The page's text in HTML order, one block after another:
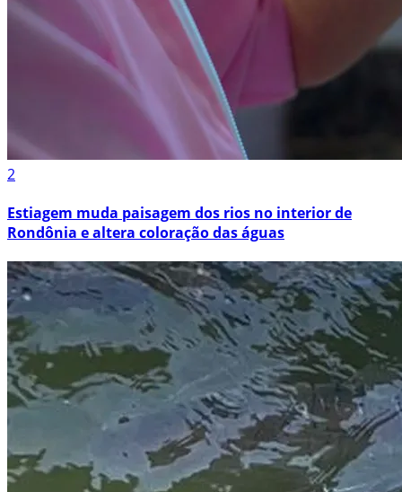
2
Estiagem muda paisagem dos rios no interior de
Rondônia e altera coloração das águas